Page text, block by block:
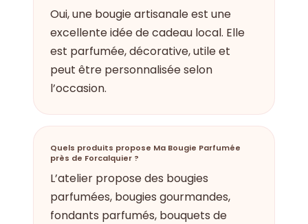
Oui, une bougie artisanale est une
excellente idée de cadeau local. Elle
est parfumée, décorative, utile et
peut être personnalisée selon
l’occasion.
Quels produits propose Ma Bougie Parfumée
près de Forcalquier ?
L’atelier propose des bougies
parfumées, bougies gourmandes,
fondants parfumés, bouquets de